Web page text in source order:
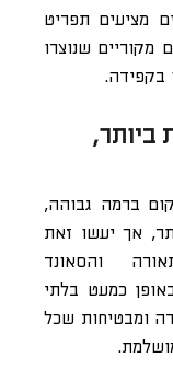
מציעים תפריט
מקוריים שנוצרו
בקפידה.
ביותר,
ברמה גבוהה,
אך יעשו זאת
והסאונד
כמעט בלתי
ומבטיחות שכל